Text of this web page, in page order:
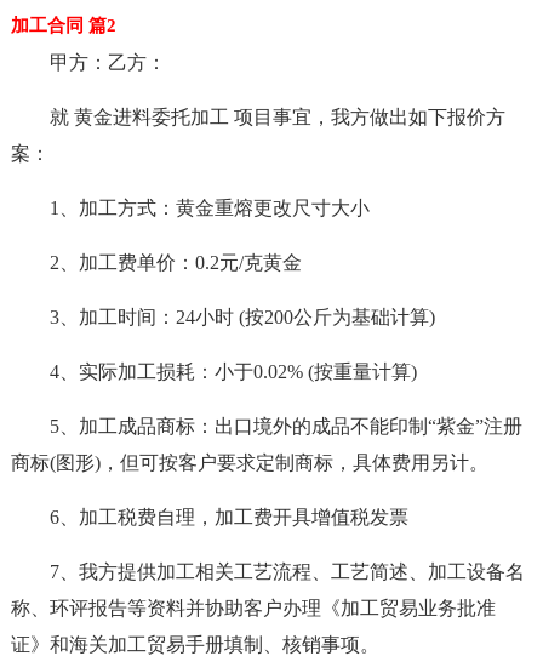
加工合同 篇2
甲方：乙方：
就 黄金进料委托加工 项目事宜，我方做出如下报价方
案：
1、加工方式：黄金重熔更改尺寸大小
2、加工费单价：0.2元/克黄金
3、加工时间：24小时 (按200公斤为基础计算)
4、实际加工损耗：小于0.02% (按重量计算)
5、加工成品商标：出口境外的成品不能印制“紫金”注册
商标(图形)，但可按客户要求定制商标，具体费用另计。
6、加工税费自理，加工费开具增值税发票
7、我方提供加工相关工艺流程、工艺简述、加工设备名
称、环评报告等资料并协助客户办理《加工贸易业务批准
证》和海关加工贸易手册填制、核销事项。